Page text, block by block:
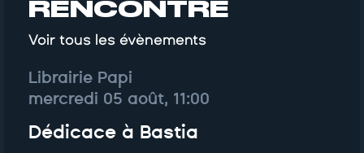
RENCONTRE
Voir tous les évènements
Librairie Papi
mercredi 05 août, 11:00
Dédicace à Bastia